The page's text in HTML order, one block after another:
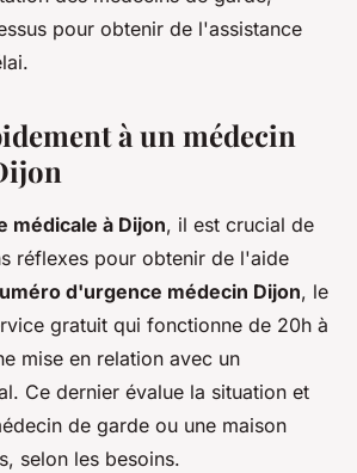
pour obtenir de l'assistance
à un médecin
médicale à Dijon, il est crucial de
réflexes pour obtenir de l'aide
d'urgence médecin Dijon, le
gratuit qui fonctionne de 20h à
mise en relation avec un
Ce dernier évalue la situation et
de garde ou une maison
selon les besoins.